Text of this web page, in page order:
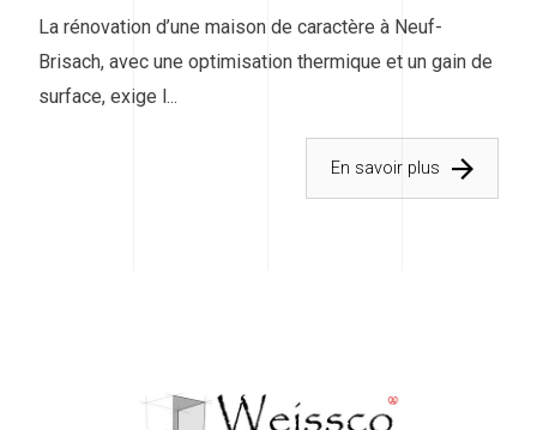
La rénovation d’une maison de caractère à Neuf-
Brisach, avec une optimisation thermique et un gain de
surface, exige l...
En savoir plus